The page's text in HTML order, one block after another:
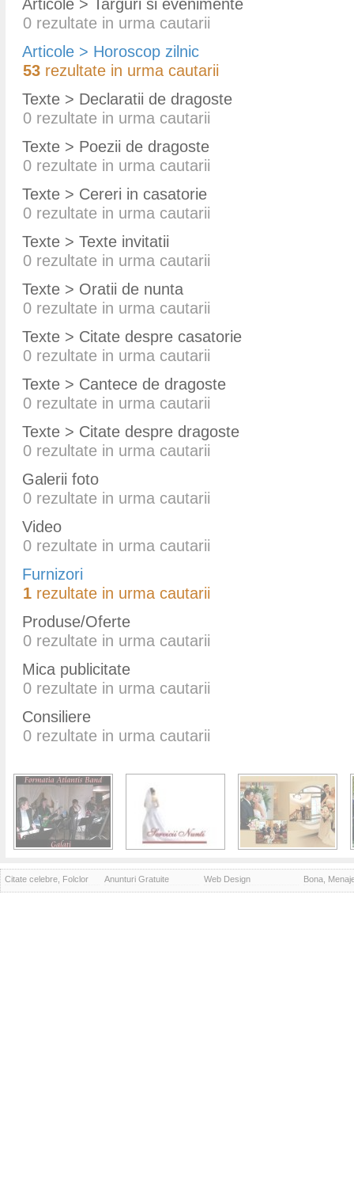
Articole > Targuri si evenimente
0 rezultate in urma cautarii
Articole > Horoscop zilnic
53 rezultate in urma cautarii
Texte > Declaratii de dragoste
0 rezultate in urma cautarii
Texte > Poezii de dragoste
0 rezultate in urma cautarii
Texte > Cereri in casatorie
0 rezultate in urma cautarii
Texte > Texte invitatii
0 rezultate in urma cautarii
Texte > Oratii de nunta
0 rezultate in urma cautarii
Texte > Citate despre casatorie
0 rezultate in urma cautarii
Texte > Cantece de dragoste
0 rezultate in urma cautarii
Texte > Citate despre dragoste
0 rezultate in urma cautarii
Galerii foto
0 rezultate in urma cautarii
Video
0 rezultate in urma cautarii
Furnizori
1 rezultate in urma cautarii
Produse/Oferte
0 rezultate in urma cautarii
Mica publicitate
0 rezultate in urma cautarii
Consiliere
0 rezultate in urma cautarii
Citate celebre, Folclor Anunturi Gratuite Web Design Bona,